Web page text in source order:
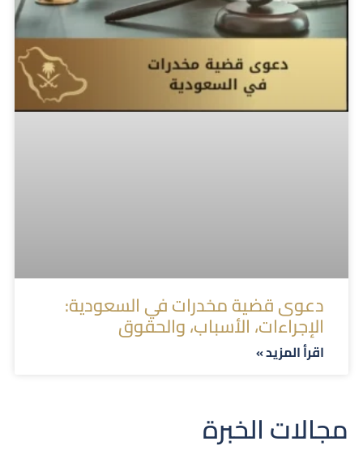
دعوى قضية مخدرات في السعودية:
الإجراءات، الأسباب، والحقوق
اقرأ المزيد »
مجالات الخبرة